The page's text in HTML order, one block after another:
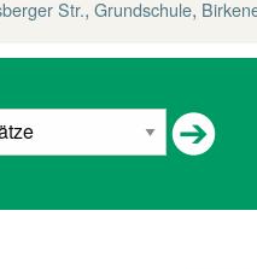
Str., Grundschule,